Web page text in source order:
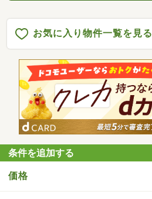
お気に入り物件一覧を見る
条件を追加する
価格